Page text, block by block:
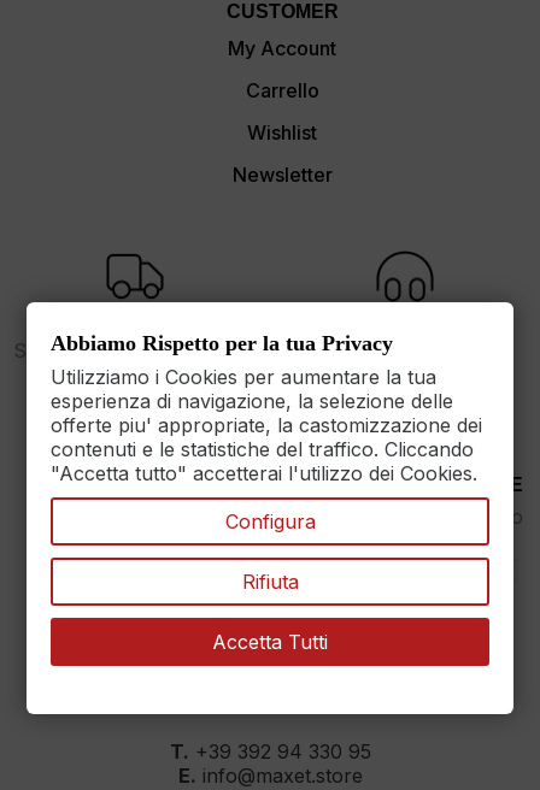
CUSTOMER
My Account
Carrello
Wishlist
Newsletter
Spedizione gratuita sopra i
89€
dalle 9 alle 17
30 DAYS RETURN
Reso Garantito entro
30gg.
100% PAYMENT SECURE
Assicuriamo il pagamento
sicuro
MAXET SRL
T. +39 392 94 330 95
E. info@maxet.store
Abbiamo Rispetto per la tua Privacy
Utilizziamo i Cookies per aumentare la tua
esperienza di navigazione, la selezione delle
offerte piu' appropriate, la castomizzazione dei
contenuti e le statistiche del traffico. Cliccando
"Accetta tutto" accetterai l'utilizzo dei Cookies.
Configura
Rifiuta
Accetta Tutti